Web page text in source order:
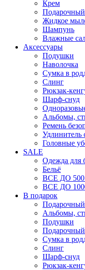
Крем
Жидкое
Шампунь
Влажные
Аксессуары
Подушки
Наволочка
Сумка в
Cлинг
Рюкзак-
Шарф-снуд
Альбомы,
Ремень
Удлинитель
Головные
SALE
Одежда для
Бельё
ВСЕ ДО 500
ВСЕ ДО
В подарок
Подарочный
Альбомы,
Подушки
Сумка в
Слинг
Шарф-снуд
Рюкзак-